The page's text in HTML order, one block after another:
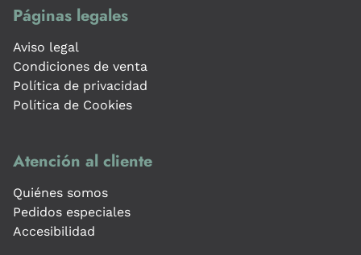
Páginas legales
Aviso legal
Condiciones de venta
Política de privacidad
Política de Cookies
Atención al cliente
Quiénes somos
Pedidos especiales
Accesibilidad